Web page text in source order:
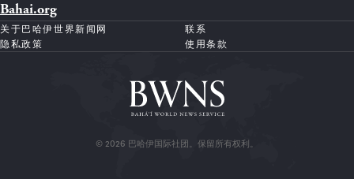
Bahai.org
关于巴哈伊世界新闻网
联系
隐私政策
使用条款
© 2026 巴哈伊国际社团。保留所有权利。